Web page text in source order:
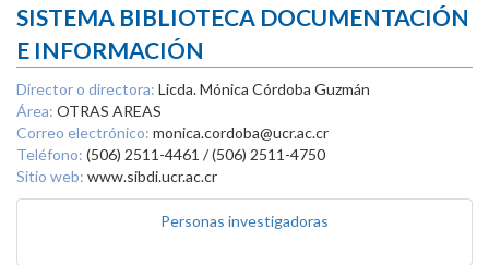
SISTEMA BIBLIOTECA DOCUMENTACIÓN
E INFORMACIÓN
Director o directora: Licda. Mónica Córdoba Guzmán
Área: OTRAS AREAS
Correo electrónico: monica.cordoba@ucr.ac.cr
Teléfono: (506) 2511-4461 / (506) 2511-4750
Sitio web: www.sibdi.ucr.ac.cr
Personas investigadoras